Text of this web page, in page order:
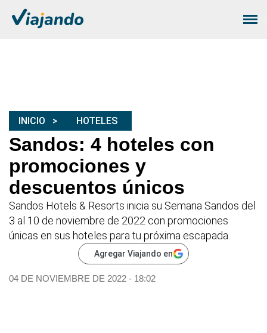
INICIO HOTELES
Sandos: 4 hoteles con
promociones y
descuentos únicos
Sandos Hotels & Resorts inicia su Semana Sandos del
3 al 10 de noviembre de 2022 con promociones
únicas en sus hoteles para tu próxima escapada.
Agregar Viajando en
04 DE NOVIEMBRE DE 2022 - 18:02